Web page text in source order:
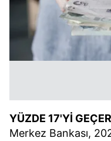
YÜZDE 17'Yİ
Merkez Bankası,